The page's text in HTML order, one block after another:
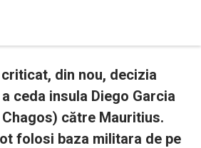
din nou, decizia
ceda insula Diego Garcia
către Mauritius.
folosi baza militara de pe